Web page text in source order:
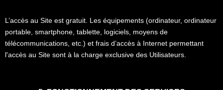
L’accès au Site est gratuit. Les équipements (ordinateur, ordinateur
portable, smartphone, tablette, logiciels, moyens de
télécommunications, etc.) et frais d’accès à Internet permettant
l'accès au Site sont à la charge exclusive des Utilisateurs.